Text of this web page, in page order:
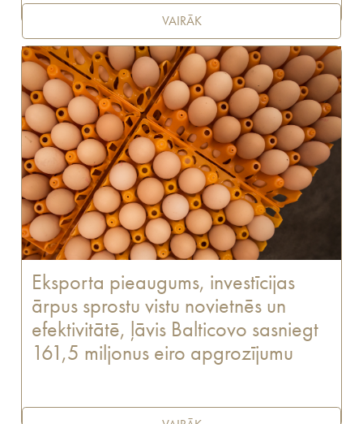
VAIRĀK
Eksporta pieaugums, investīcijas
ārpus sprostu vistu novietnēs un
efektivitātē, ļāvis Balticovo sasniegt
161,5 miljonus eiro apgrozījumu